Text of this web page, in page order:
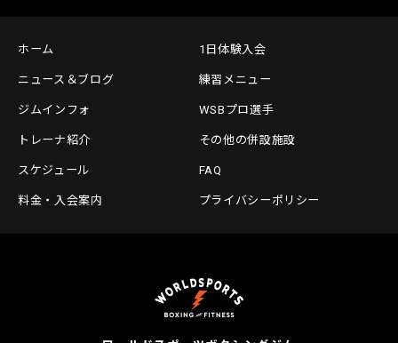
ホーム 1日体験入会
ニュース＆ブログ 練習メニュー
ジムインフォ WSBプロ選手
トレーナ紹介 その他の併設施設
スケジュール FAQ
料金・入会案内 プライバシーポリシー